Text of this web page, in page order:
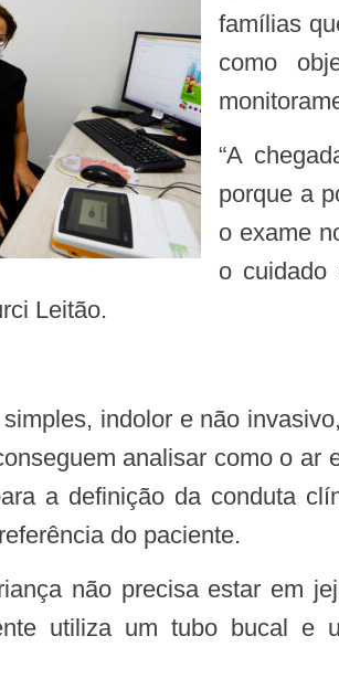
famílias
como
“A chegada da espirometria infantil é um avanço importante, especialmente
porque a
o exame
o cuidado
Leitão.
analisar como o
a definição da conduta
do paciente.
utiliza um tubo bucal e